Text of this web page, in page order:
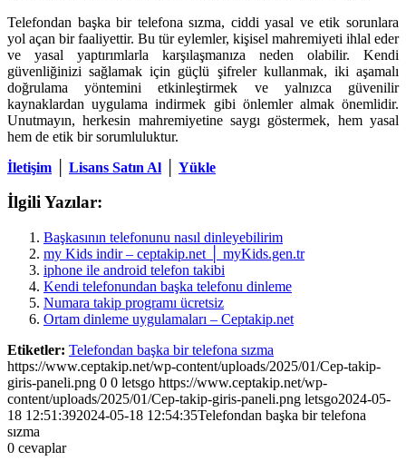
Telefondan başka bir telefona sızma, ciddi yasal ve etik sorunlara
yol açan bir faaliyettir. Bu tür eylemler, kişisel mahremiyeti ihlal eder
ve yasal yaptırımlarla karşılaşmanıza neden olabilir. Kendi
güvenliğinizi sağlamak için güçlü şifreler kullanmak, iki aşamalı
doğrulama yöntemini etkinleştirmek ve yalnızca güvenilir
kaynaklardan uygulama indirmek gibi önlemler almak önemlidir.
Unutmayın, herkesin mahremiyetine saygı göstermek, hem yasal
hem de etik bir sorumluluktur.
İletişim
Lisans Satın Al Yükle
İlgili Yazılar:
Başkasının telefonunu nasıl dinleyebilirim
my Kids indir – ceptakip.net │ myKids.gen.tr
iphone ile android telefon takibi
Kendi telefonundan başka telefonu dinleme
Numara takip programı ücretsiz
Ortam dinleme uygulamaları – Ceptakip.net
Etiketler: Telefondan başka bir telefona sızma
https://www.ceptakip.net/wp-content/uploads/2025/01/Cep-takip-
giris-paneli.png 0 0 letsgo https://www.ceptakip.net/wp-
content/uploads/2025/01/Cep-takip-giris-paneli.png letsgo2024-05-
18 12:51:392024-05-18 12:54:35Telefondan başka bir telefona
sızma
0 cevaplar